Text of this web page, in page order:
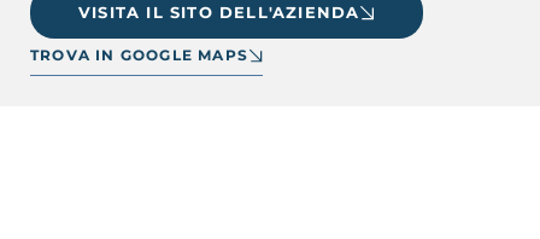
VISITA IL SITO DELL'AZIENDA
TROVA IN GOOGLE MAPS